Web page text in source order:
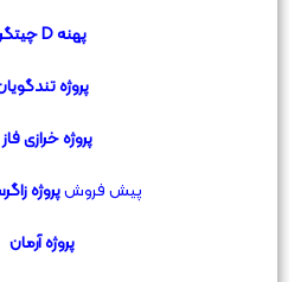
پهنه D چیتگر
پروژه
پروژه خرازی فاز
پیش فروشپروژه
پروژه آرمان